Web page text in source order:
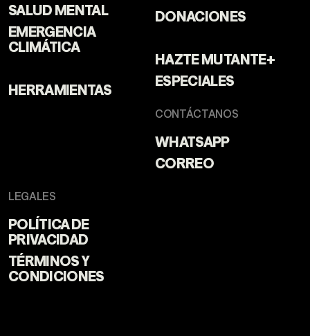
SALUD MENTAL
EMERGENCIA
CLIMÁTICA
HERRAMIENTAS
DONACIONES
HAZTE MUTANTE+
ESPECIALES
CONTÁCTANOS
WHATSAPP
CORREO
LEGALES
POLÍTICA DE
PRIVACIDAD
TÉRMINOS Y
CONDICIONES